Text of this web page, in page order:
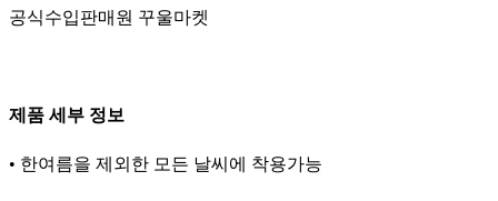
공식수입판매원 꾸울마켓
제품 세부 정보
• 한여름을 제외한 모든 날씨에 착용가능